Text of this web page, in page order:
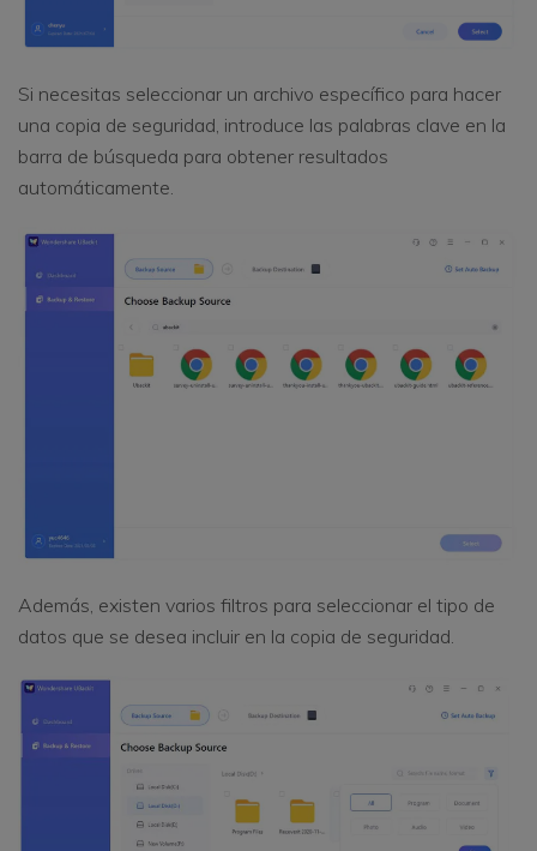
Si necesitas seleccionar un archivo específico para hacer
una copia de seguridad, introduce las palabras clave en la
barra de búsqueda para obtener resultados
automáticamente.
Además, existen varios filtros para seleccionar el tipo de
datos que se desea incluir en la copia de seguridad.